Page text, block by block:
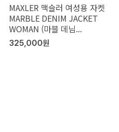
MAXLER 맥슬러 여성용 자켓
MARBLE DENIM JACKET
WOMAN (마블 데님...
325,000원